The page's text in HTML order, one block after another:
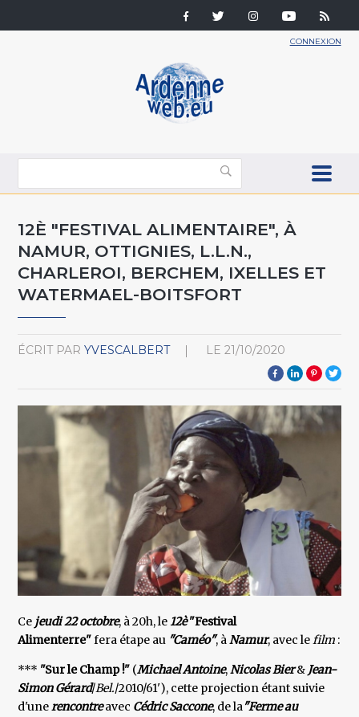
CONNEXION
12È "FESTIVAL ALIMENTAIRE", À
NAMUR, OTTIGNIES, L.L.N.,
CHARLEROI, BERCHEM, IXELLES ET
WATERMAEL-BOITSFORT
ÉCRIT PAR YVESCALBERT LE 21/10/2020
Ce jeudi 22 octobre, à 20h, le 12è"Festival
Alimenterre"fera étape au "Caméo", àNamur, avec lefilm :
*** "Sur le Champ !" (Michael Antoine,Nicolas Bier& Jean-
Simon Gérard/Bel./2010/61'), cette projection étant suivie
d'unerencontreavec Cédric Saccone, de la"Ferme au